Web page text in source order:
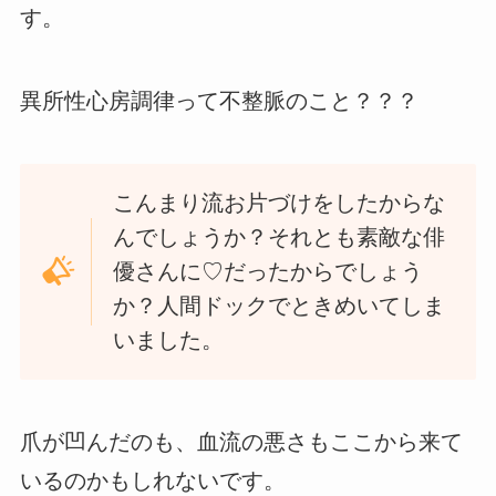
す。
異所性心房調律って不整脈のこと？？？
こんまり流お片づけをしたからな
んでしょうか？それとも素敵な俳
優さんに♡だったからでしょう
か？人間ドックでときめいてしま
いました。
爪が凹んだのも、血流の悪さもここから来て
いるのかもしれないです。